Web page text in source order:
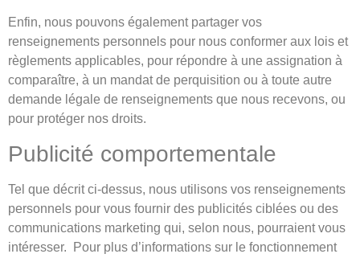
Enfin, nous pouvons également partager vos
renseignements personnels pour nous conformer aux lois et
règlements applicables, pour répondre à une assignation à
comparaître, à un mandat de perquisition ou à toute autre
demande légale de renseignements que nous recevons, ou
pour protéger nos droits.
Publicité comportementale
Tel que décrit ci-dessus, nous utilisons vos renseignements
personnels pour vous fournir des publicités ciblées ou des
communications marketing qui, selon nous, pourraient vous
intéresser. Pour plus d’informations sur le fonctionnement